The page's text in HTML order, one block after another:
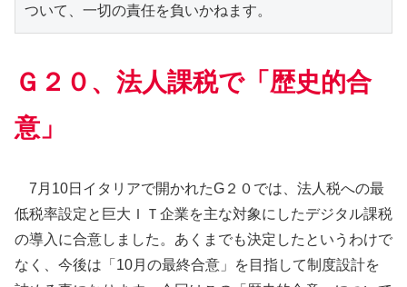
ついて、一切の責任を負いかねます。
Ｇ２０、法人課税で「歴史的合
意」
7月10日イタリアで開かれたG２０では、法人税への最
低税率設定と巨大ＩＴ企業を主な対象にしたデジタル課税
の導入に合意しました。あくまでも決定したというわけで
なく、今後は「10月の最終合意」を目指して制度設計を